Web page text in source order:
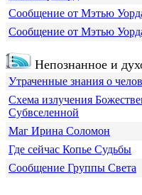
Сообщение от Мэтью
Сообщение от Мэтью
Непознанное и
Утраченные знания о
Схема излучения
Субвселенной
Маг Ирина Соломон
Где сейчас Копье Судьбы
Сообщение Группы Света